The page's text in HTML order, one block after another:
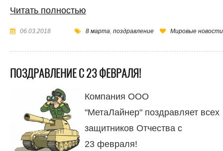
Читать полностью
06.03.2018 Мировые новости
8 марта, поздравление
ПОЗДРАВЛЕНИЕ С 23 ФЕВРАЛЯ!
Компания ООО
"МетаЛайнер" поздравляет всех
защитников Отчества с
23 февраля!